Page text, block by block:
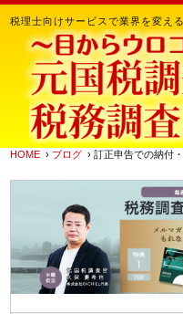
税理士向けサービスで業界を変え
HOME › ブログ › 訂正申告での納付